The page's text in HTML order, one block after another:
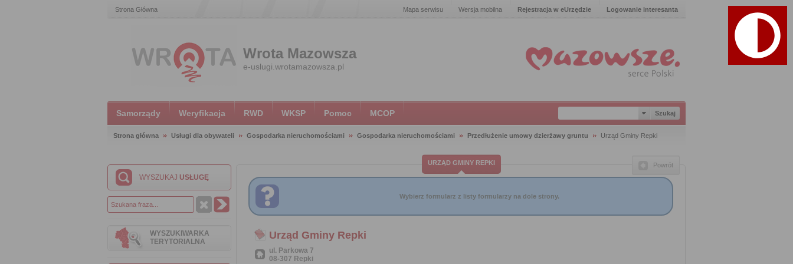
Strona Główna Mapa serwisu Wersja mobilna Rejestracja w eUrzędzie Logowanie interesanta
Wrota Mazowsza
e-uslugi.wrotamazowsza.pl
Samorządy Weryfikacja RWD WKSP Pomoc MCOP
Strona główna Usługi dla obywateli Gospodarka nieruchomościami Gospodarka nieruchomościami Przedłużenie umowy dzierżawy gruntu Urząd Gminy Repki
WYSZUKAJ USŁUGĘ
WYSZUKIWARKA
TERYTORIALNA
URZĄD GMINY REPKI Powrót
Wybierz formularz z listy formularzy na dole strony.
Urząd Gminy Repki
ul. Parkowa 7
08-307 Repki